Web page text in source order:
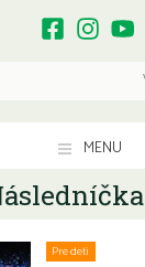
MENU
Pre deti